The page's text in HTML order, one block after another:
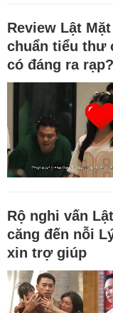
Review Lật
chuẩn tiểu thư
có đáng ra rạp?
Rộ nghi vấn
căng đến nỗi
xin trợ giúp